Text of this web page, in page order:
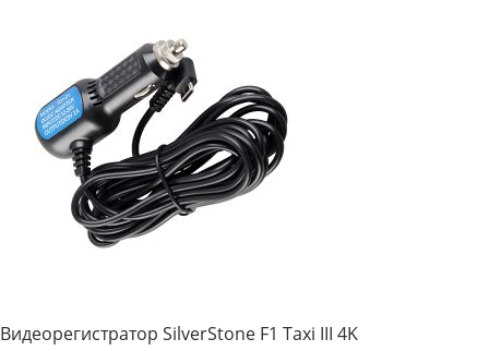
Видеорегистратор SilverStone F1 Taxi III 4K